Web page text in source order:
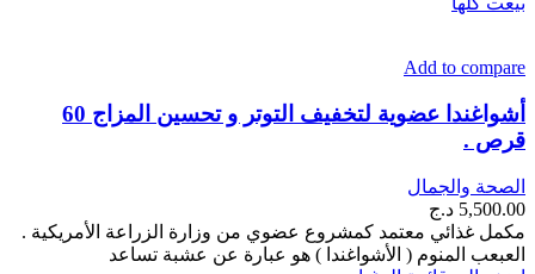
Add to compare
أشواغندا عضوية لتخفيف التوتر و تحسين المزاج 60
قرص .
الصحة والجمال
5,500.00 د.ج
مكمل غذائي معتمد كمشروع عضوي من وزارة الزراعة الأمريكية .
العبعب المنوم ( الأشواغندا ) هو عبارة عن عشبة تساعد